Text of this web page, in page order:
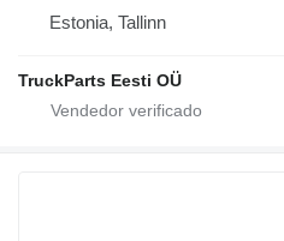
Estonia, Tallinn
TruckParts Eesti OÜ